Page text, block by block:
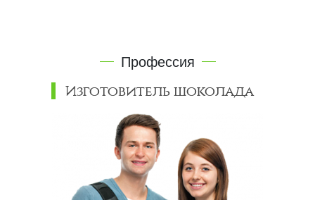
Профессия
Изготовитель шоколада